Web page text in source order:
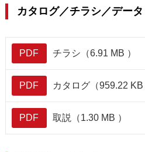
カタログ／チラシ／データ
PDF チラシ（6.91 MB ）
PDF カタログ（959.22 KB
PDF 取説（1.30 MB ）